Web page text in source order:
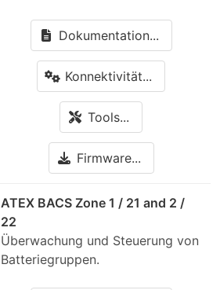
Dokumentation...
Konnektivität...
Tools...
Firmware...
ATEX BACS Zone 1 / 21 and 2 /
22
Überwachung und Steuerung von
Batteriegruppen.